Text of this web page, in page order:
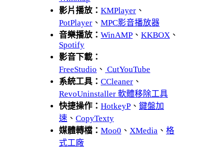
影片播放： KMPlayer 、
PotPlayer 、 MPC影音播放器
音樂播放： WinAMP 、 KKBOX 、
Spotify
影音下載：
FreeStudio 、 CutYouTube
系統工具： CCleaner 、
RevoUninstaller 軟體移除工具
快捷操作： HotkeyP 、 鍵盤加
速 、 CopyTexty
媒體轉檔： Moo0 、 XMedia 、 格
式工廠